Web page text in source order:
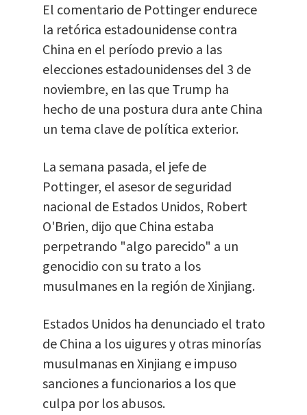
El comentario de Pottinger endurece
la retórica estadounidense contra
China en el período previo a las
elecciones estadounidenses del 3 de
noviembre, en las que Trump ha
hecho de una postura dura ante China
un tema clave de política exterior.
La semana pasada, el jefe de
Pottinger, el asesor de seguridad
nacional de Estados Unidos, Robert
O'Brien, dijo que China estaba
perpetrando "algo parecido" a un
genocidio con su trato a los
musulmanes en la región de Xinjiang.
Estados Unidos ha denunciado el trato
de China a los uigures y otras minorías
musulmanas en Xinjiang e impuso
sanciones a funcionarios a los que
culpa por los abusos.